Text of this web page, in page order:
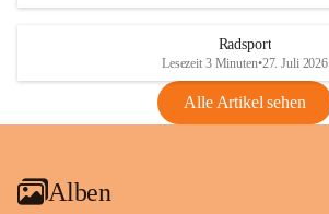
1 Seite•1,4 MB
VBl. EU Nr. 18_2026
Radsport
Lesezeit 3 Minuten•27. Juli 2026
Alle Artikel sehen
Alben